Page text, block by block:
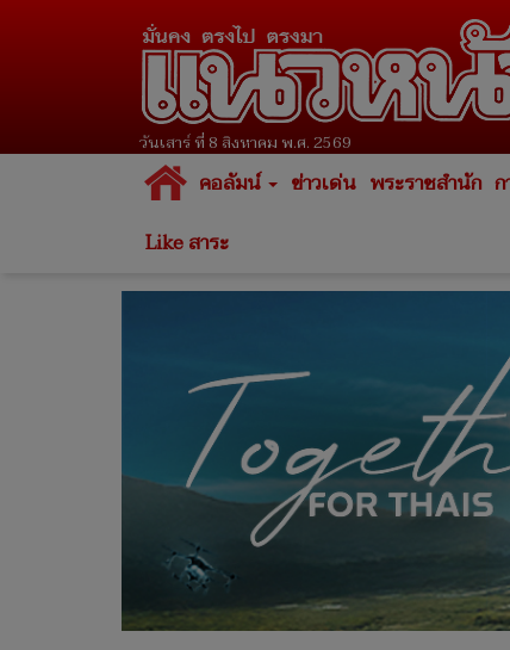
วันเสาร์ ที่ 8 สิงหาคม พ.ศ. 2569
คอลัมน์ ข่าวเด่น พระราชสำนัก
Like สาระ